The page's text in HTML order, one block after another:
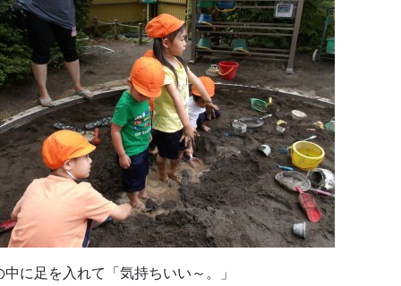
中に足を入れて「気持ちいい～。」